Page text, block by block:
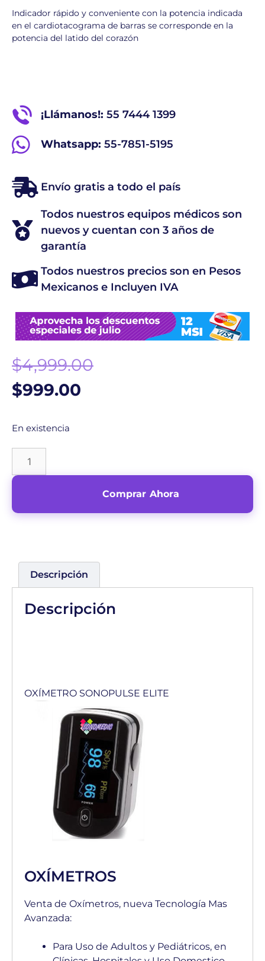
Indicador rápido y conveniente con la potencia indicada
en el cardiotacograma de barras se corresponde en la
potencia del latido del corazón
¡Llámanos!: 55 7444 1399
Whatsapp: 55-7851-5195
Envío gratis a todo el país
Todos nuestros equipos médicos son
nuevos y cuentan con 3 años de
garantía
Todos nuestros precios son en Pesos
Mexicanos e Incluyen IVA
$4,999.00
$999.00
En existencia
Comprar Ahora
Descripción
Descripción
OXÍMETRO SONOPULSE ELITE
OXÍMETROS
Venta de Oxímetros, nueva Tecnología Mas
Avanzada:
Para Uso de Adultos y Pediátricos, en